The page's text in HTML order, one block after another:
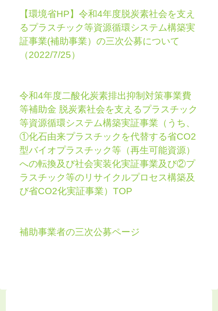
【環境省HP】令和4年度脱炭素社会を支え
るプラスチック等資源循環システム構築実
証事業(補助事業）の三次公募について
（2022/7/25）
令和4年度二酸化炭素排出抑制対策事業費
等補助金 脱炭素社会を支えるプラスチック
等資源循環システム構築実証事業（うち、
①化石由来プラスチックを代替する省CO2
型バイオプラスチック等（再生可能資源）
への転換及び社会実装化実証事業及び②プ
ラスチック等のリサイクルプロセス構築及
び省CO2化実証事業）TOP
補助事業者の三次公募ページ